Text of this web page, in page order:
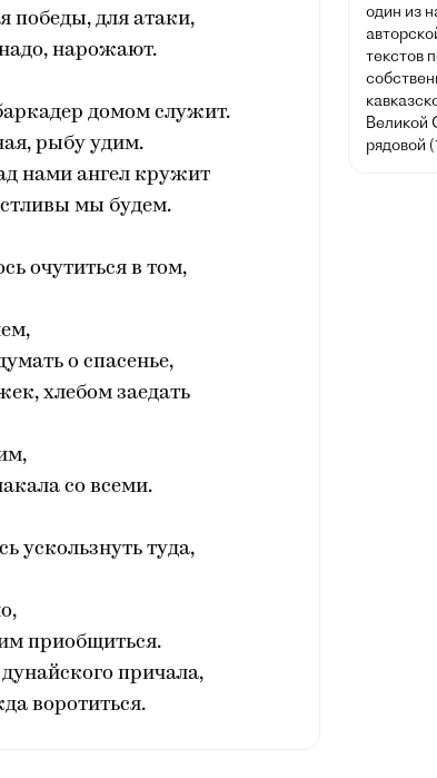
победы, для атаки,
нарожают.
домом служит.
рыбу удим.
нами ангел кружит
мы будем.
очутиться в том,
о спасенье,
хлебом заедать
со всеми.
ускользнуть туда,
приобщиться.
причала,
воротиться.
один из
текстов
Великой
рядовой